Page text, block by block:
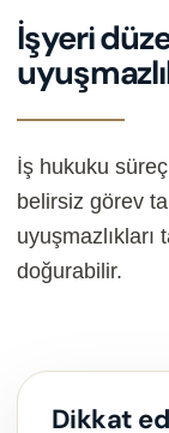
İşyeri
İş hukuku
belirsiz görev
uyuşmazlıkları
doğurabilir.
Dikkat